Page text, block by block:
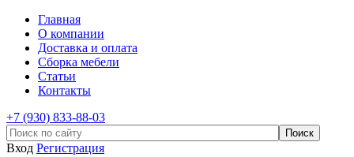
Главная
О компании
Доставка и оплата
Сборка мебели
Статьи
Контакты
+7 (930) 833-88-03
Вход Регистрация